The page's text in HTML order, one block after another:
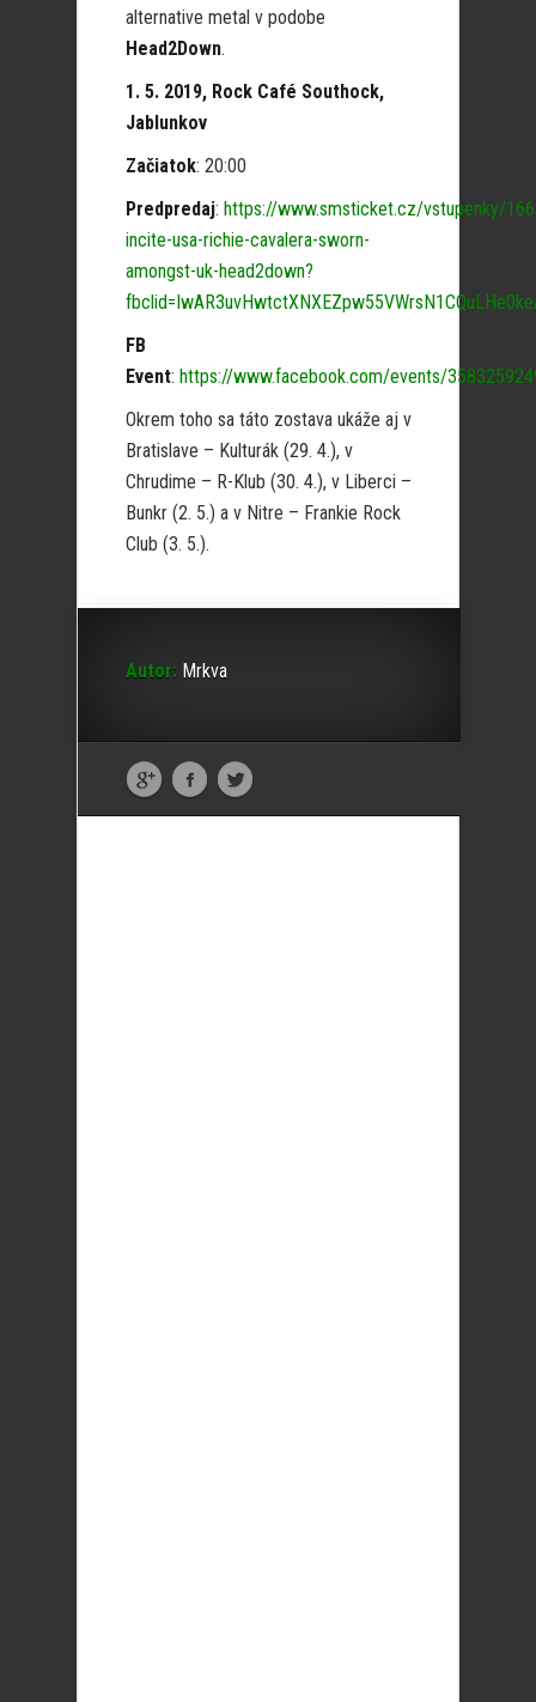
alternative metal v podobe
Head2Down.
1. 5. 2019, Rock Café Southock,
Jablunkov
Začiatok: 20:00
Predpredaj: https://www.smsticket.cz/vstupenky/
incite-usa-richie-cavalera-sworn-
amongst-uk-head2down?
FB
Event: https://www.facebook.com/events/
Okrem toho sa táto zostava ukáže aj v
Bratislave – Kulturák (29. 4.), v
Chrudime – R-Klub (30. 4.), v Liberci –
Bunkr (2. 5.) a v Nitre – Frankie Rock
Club (3. 5.).
Autor: Mrkva